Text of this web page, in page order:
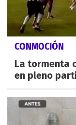
CONMOCIÓN
La tormenta
en pleno